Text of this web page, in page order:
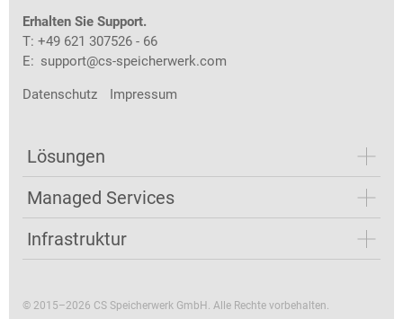
Erhalten Sie Support.
T: +49 621 307526 - 66
E: support@cs-speicherwerk.com
Datenschutz Impressum
Lösungen
Managed Services
Infrastruktur
© 2015–2026 CS Speicherwerk GmbH. Alle Rechte vorbehalten.